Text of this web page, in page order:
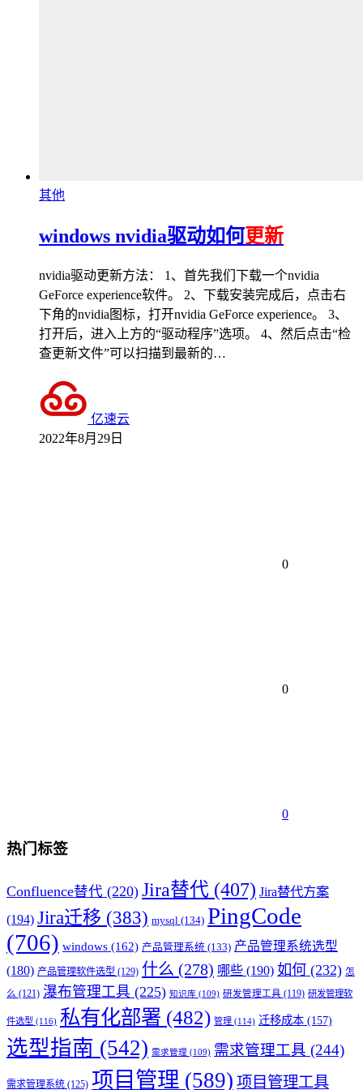
其他
windows nvidia驱动如何更新
nvidia驱动更新方法： 1、首先我们下载一个nvidia
GeForce experience软件。 2、下载安装完成后，点击右
下角的nvidia图标，打开nvidia GeForce experience。 3、
打开后，进入上方的“驱动程序”选项。 4、然后点击“检
查更新文件”可以扫描到最新的…
亿速云
2022年8月29日
0
0
0
热门标签
Confluence替代 (220) Jira替代 (407) Jira替代方案
(194) Jira迁移 (383) mysql (134) PingCode
(706) windows (162) 产品管理系统 (133) 产品管理系统选型
(180) 产品管理软件选型 (129) 什么 (278) 哪些 (190) 如何 (232) 怎
么 (121) 瀑布管理工具 (225) 知识库 (109) 研发管理工具 (119) 研发管理软
件选型 (116) 私有化部署 (482) 管理 (114) 迁移成本 (157)
选型指南 (542) 需求管理 (109) 需求管理工具 (244)
需求管理系统 (125) 项目管理 (589) 项目管理工具